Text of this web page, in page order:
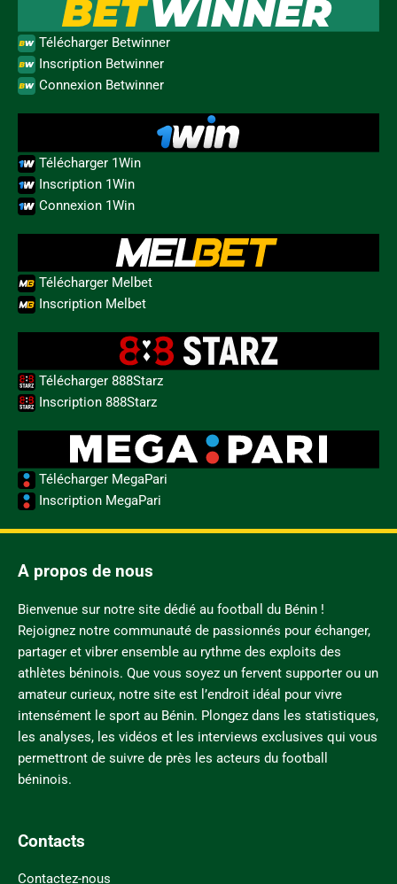
Télécharger Betwinner
Inscription Betwinner
Connexion Betwinner
Télécharger 1Win
Inscription 1Win
Connexion 1Win
Télécharger Melbet
Inscription Melbet
Télécharger 888Starz
Inscription 888Starz
Télécharger MegaPari
Inscription MegaPari
A propos de nous
Bienvenue sur notre site dédié au football du Bénin !
Rejoignez notre communauté de passionnés pour échanger,
partager et vibrer ensemble au rythme des exploits des
athlètes béninois. Que vous soyez un fervent supporter ou un
amateur curieux, notre site est l’endroit idéal pour vivre
intensément le sport au Bénin. Plongez dans les statistiques,
les analyses, les vidéos et les interviews exclusives qui vous
permettront de suivre de près les acteurs du football
béninois.
Contacts
Contactez-nous